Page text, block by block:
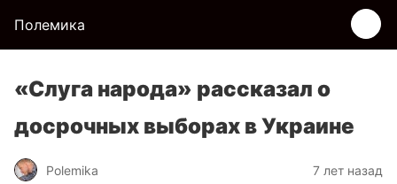
Полемика
«Слуга народа» рассказал о
досрочных выборах в Украине
Polemika 7 лет назад